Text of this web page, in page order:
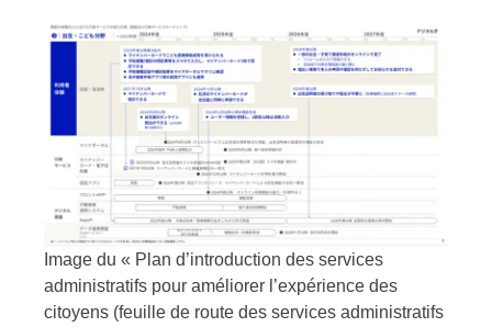
Image du « Plan d’introduction des services
administratifs pour améliorer l’expérience des
citoyens (feuille de route des services administratifs